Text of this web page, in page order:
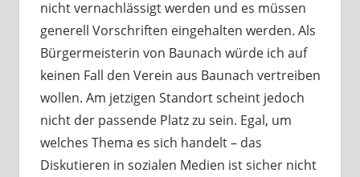
nicht vernachlässigt werden und es müssen
generell Vorschriften eingehalten werden. Als
Bürgermeisterin von Baunach würde ich auf
keinen Fall den Verein aus Baunach vertreiben
wollen. Am jetzigen Standort scheint jedoch
nicht der passende Platz zu sein. Egal, um
welches Thema es sich handelt – das
Diskutieren in sozialen Medien ist sicher nicht